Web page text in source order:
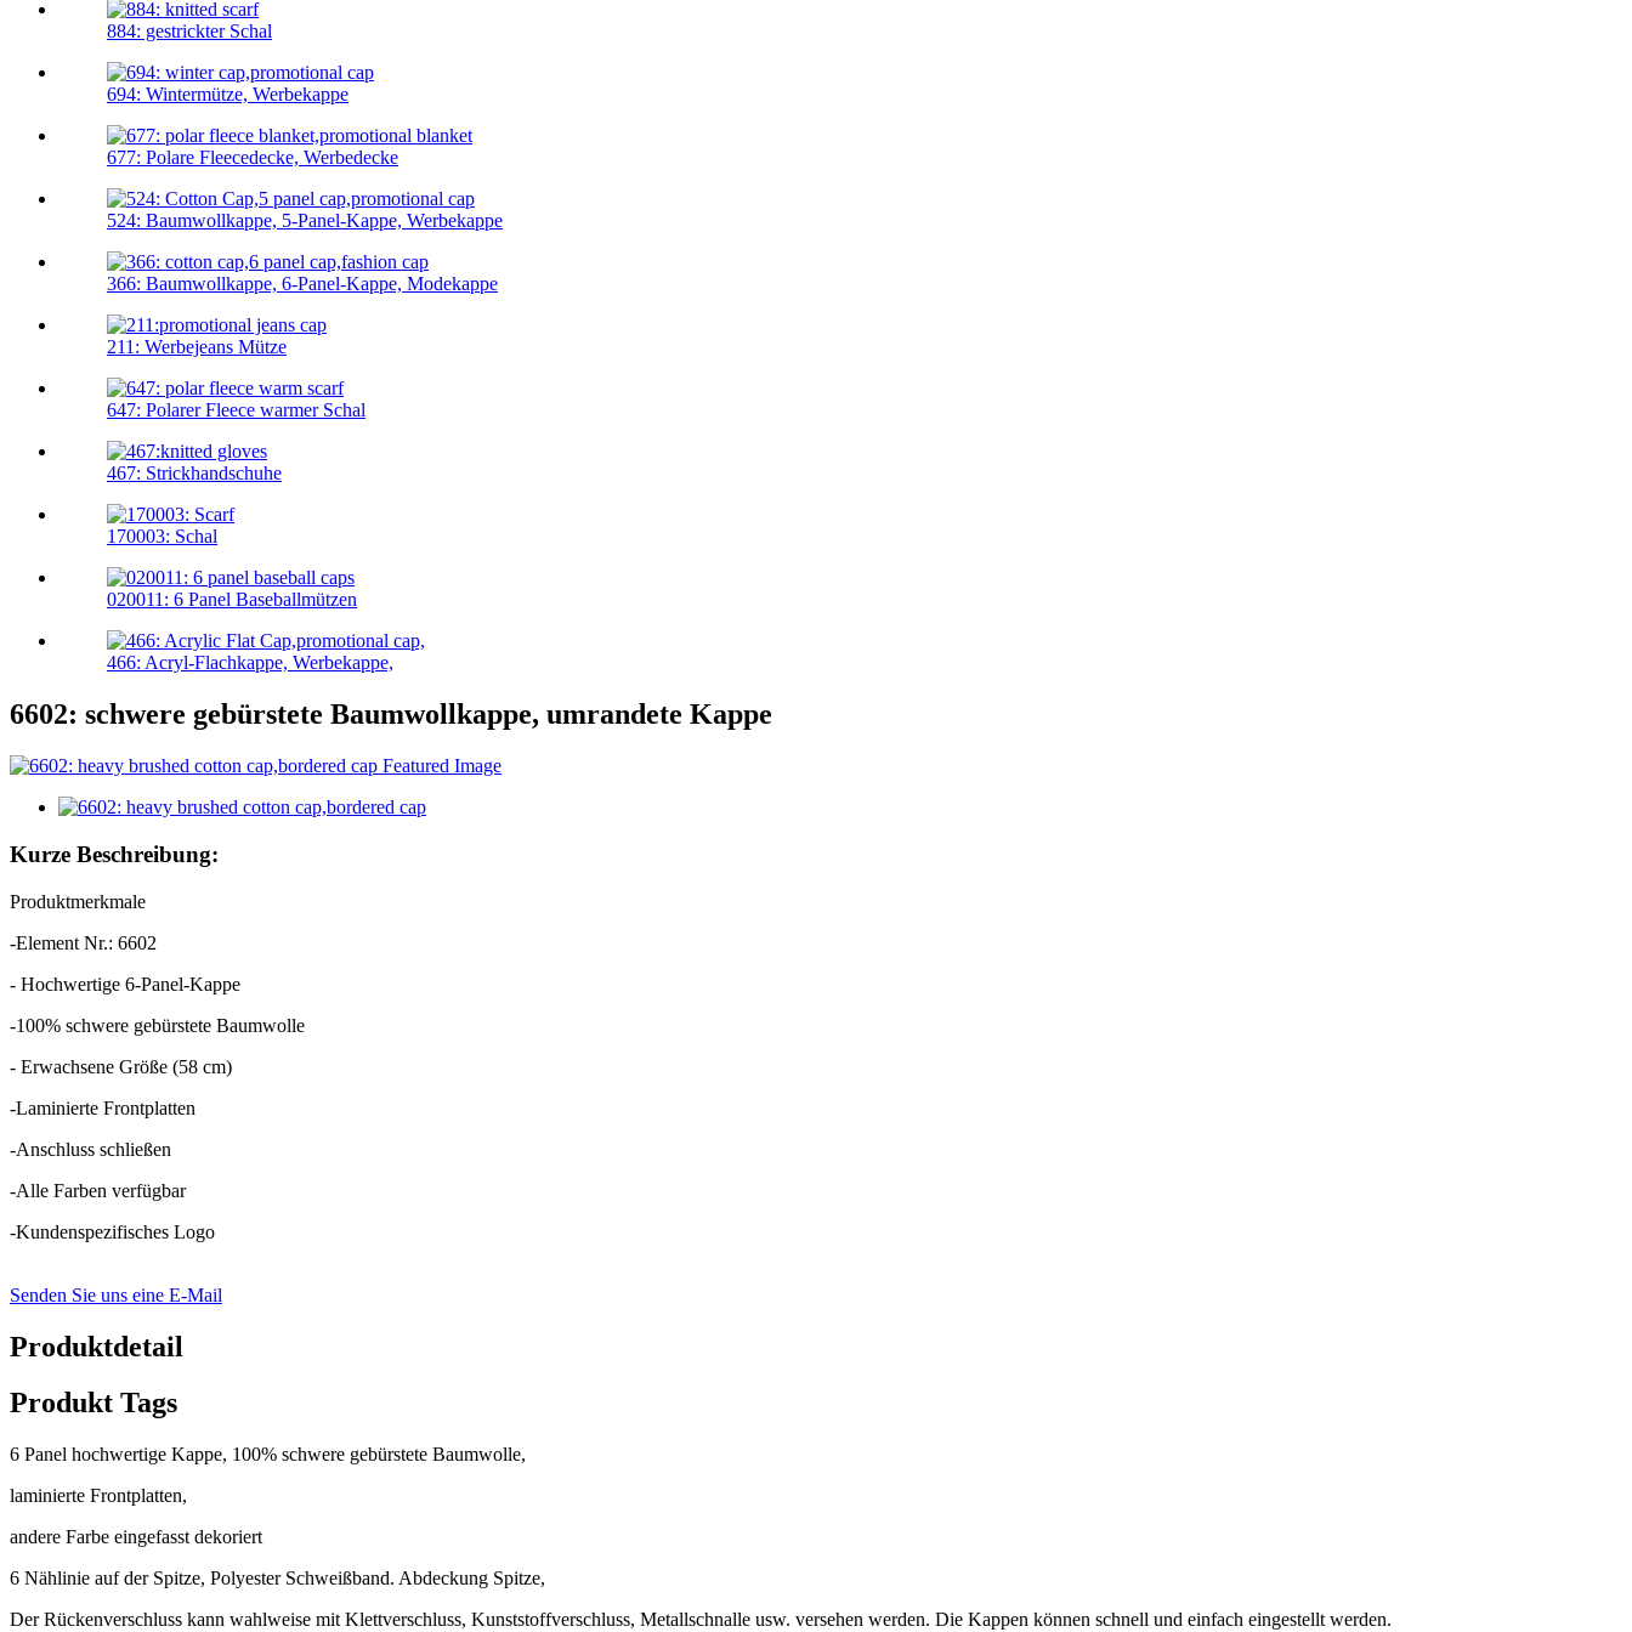
884: gestrickter Schal
694: Wintermütze, Werbekappe
677: Polare Fleecedecke, Werbedecke
524: Baumwollkappe, 5-Panel-Kappe, Werbekappe
366: Baumwollkappe, 6-Panel-Kappe, Modekappe
211: Werbejeans Mütze
647: Polarer Fleece warmer Schal
467: Strickhandschuhe
170003: Schal
020011: 6 Panel Baseballmützen
466: Acryl-Flachkappe, Werbekappe,
6602: schwere gebürstete Baumwollkappe, umrandete Kappe
Kurze Beschreibung:
Produktmerkmale
-Element Nr.: 6602
- Hochwertige 6-Panel-Kappe
-100% schwere gebürstete Baumwolle
- Erwachsene Größe (58 cm)
-Laminierte Frontplatten
-Anschluss schließen
-Alle Farben verfügbar
-Kundenspezifisches Logo
Senden Sie uns eine E-Mail
Produktdetail
Produkt Tags
6 Panel hochwertige Kappe, 100% schwere gebürstete Baumwolle,
laminierte Frontplatten,
andere Farbe eingefasst dekoriert
6 Nählinie auf der Spitze, Polyester Schweißband. Abdeckung Spitze,
Der Rückenverschluss kann wahlweise mit Klettverschluss, Kunststoffverschluss, Metallschnalle usw. versehen werden. Die Kappen können schnell und einfach eingestellt werden.